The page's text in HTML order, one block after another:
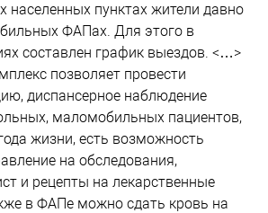
населенных пунктах жители давно
ФАПах. Для этого в
составлен график выездов. <…>
позволяет провести
диспансерное наблюдение
маломобильных пациентов,
жизни, есть возможность
на обследования,
и рецепты на лекарственные
в ФАПе можно сдать кровь на